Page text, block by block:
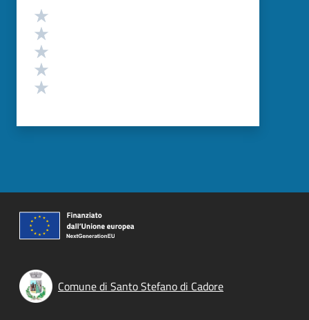
Valutazione
Comune di Santo Stefano di Cadore